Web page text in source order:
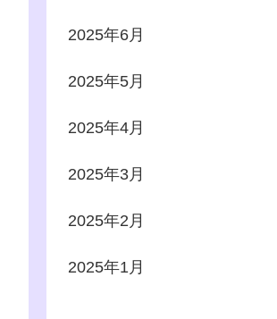
2025年6月
2025年5月
2025年4月
2025年3月
2025年2月
2025年1月